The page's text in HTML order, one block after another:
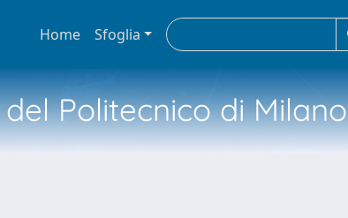
Home Sfoglia
Politecnico di Milano